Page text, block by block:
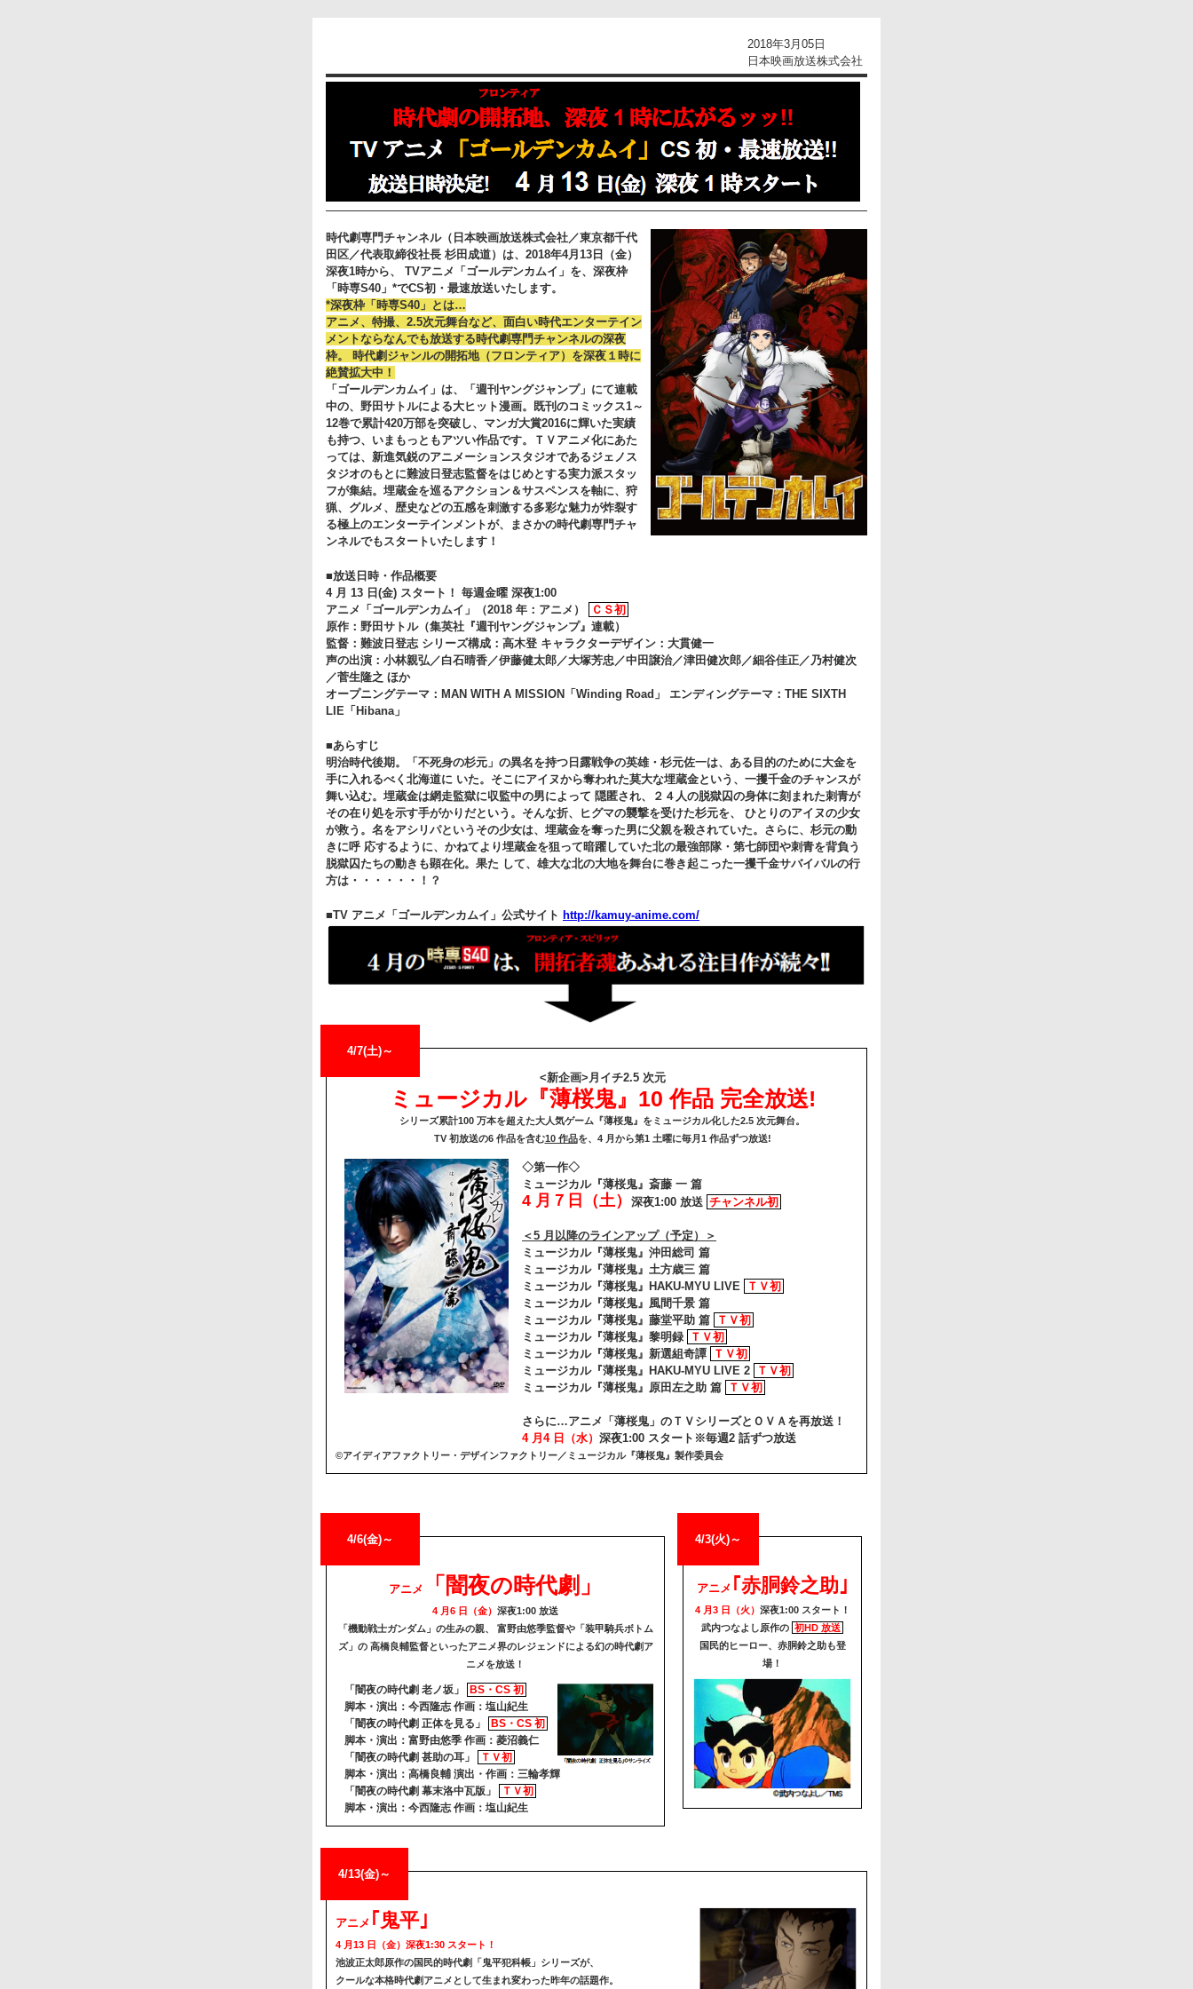
2018年3月05日
日本映画放送株式会社
時代劇専門チャンネル（日本映画放送株式会社／東京都千代
田区／代表取締役社長 杉田成道）は、2018年4月13日（金）
深夜1時から、 TVアニメ「ゴールデンカムイ」を、深夜枠
「時専S40」*でCS初・最速放送いたします。
*深夜枠「時専S40」とは…
アニメ、特撮、2.5次元舞台など、面白い時代エンターテイン
メントならなんでも放送する時代劇専門チャンネルの深夜
枠。 時代劇ジャンルの開拓地（フロンティア）を深夜１時に
絶賛拡大中！
「ゴールデンカムイ」は、「週刊ヤングジャンプ」にて連載
中の、野田サトルによる大ヒット漫画。既刊のコミックス1～
12巻で累計420万部を突破し、マンガ大賞2016に輝いた実績
も持つ、いまもっともアツい作品です。ＴＶアニメ化にあた
っては、新進気鋭のアニメーションスタジオであるジェノス
タジオのもとに難波日登志監督をはじめとする実力派スタッ
フが集結。埋蔵金を巡るアクション＆サスペンスを軸に、狩
猟、グルメ、歴史などの五感を刺激する多彩な魅力が炸裂す
る極上のエンターテインメントが、まさかの時代劇専門チャ
ンネルでもスタートいたします！
■放送日時・作品概要
4 月 13 日(金) スタート！ 毎週金曜 深夜1:00
アニメ「ゴールデンカムイ」（2018 年：アニメ）
ＣＳ初
原作：野田サトル（集英社『週刊ヤングジャンプ』連載）
監督：難波日登志 シリーズ構成：高木登 キャラクターデザイン：大貫健一
声の出演：小林親弘／白石晴香／伊藤健太郎／大塚芳忠／中田譲治／津田健次郎／細谷佳正／乃村健次
／菅生隆之 ほか
オープニングテーマ：MAN WITH A MISSION「Winding Road」 エンディングテーマ：THE SIXTH
LIE「Hibana」
■あらすじ
明治時代後期。「不死身の杉元」の異名を持つ日露戦争の英雄・杉元佐一は、ある目的のために大金を
手に入れるべく北海道に いた。そこにアイヌから奪われた莫大な埋蔵金という、一攫千金のチャンスが
舞い込む。埋蔵金は網走監獄に収監中の男によって 隠匿され、２４人の脱獄囚の身体に刻まれた刺青が
その在り処を示す手がかりだという。そんな折、ヒグマの襲撃を受けた杉元を、 ひとりのアイヌの少女
が救う。名をアシリパというその少女は、埋蔵金を奪った男に父親を殺されていた。さらに、杉元の動
きに呼 応するように、かねてより埋蔵金を狙って暗躍していた北の最強部隊・第七師団や刺青を背負う
脱獄囚たちの動きも顕在化。果た して、雄大な北の大地を舞台に巻き起こった一攫千金サバイバルの行
方は・・・・・・！？
■TV アニメ「ゴールデンカムイ」公式サイト http://kamuy-anime.com/
4/7(土)～
<新企画>月イチ2.5 次元
ミュージカル『薄桜鬼』10 作品 完全放送!
シリーズ累計100 万本を超えた大人気ゲーム『薄桜鬼』をミュージカル化した2.5 次元舞台。
TV 初放送の6 作品を含む10 作品を、4 月から第1 土曜に毎月1 作品ずつ放送!
◇第一作◇
ミュージカル『薄桜鬼』斎藤 一 篇
4 月７日（土） 深夜1:00 放送 チャンネル初
＜5 月以降のラインアップ（予定）＞
ミュージカル『薄桜鬼』沖田総司 篇
ミュージカル『薄桜鬼』土方歳三 篇
ミュージカル『薄桜鬼』HAKU-MYU LIVE
ＴＶ初
ミュージカル『薄桜鬼』風間千景 篇
ミュージカル『薄桜鬼』藤堂平助 篇
ＴＶ初
ミュージカル『薄桜鬼』黎明録
ＴＶ初
ミュージカル『薄桜鬼』新選組奇譚
ＴＶ初
ミュージカル『薄桜鬼』HAKU-MYU LIVE 2
ＴＶ初
ミュージカル『薄桜鬼』原田左之助 篇
ＴＶ初
さらに…アニメ「薄桜鬼」のＴＶシリーズとＯＶＡを再放送！
4 月4 日（水） 深夜1:00 スタート※毎週2 話ずつ放送
©アイディアファクトリー・デザインファクトリー／ミュージカル『薄桜鬼』製作委員会
4/6(金)～
アニメ 「闇夜の時代劇」
4 月6 日（金） 深夜1:00 放送
「機動戦士ガンダム」の生みの親、 富野由悠季監督や「装甲騎兵ボトム
ズ」の 高橋良輔監督といったアニメ界のレジェンドによる幻の時代劇ア
ニメを放送！
「闇夜の時代劇 老ノ坂」
BS・CS 初
脚本・演出：今西隆志 作画：塩山紀生
「闇夜の時代劇 正体を見る」
BS・CS 初
脚本・演出：富野由悠季 作画：菱沼義仁
「闇夜の時代劇 甚助の耳」
ＴＶ初
脚本・演出：高橋良輔 演出・作画：三輪孝輝
「闇夜の時代劇 幕末洛中瓦版」
ＴＶ初
脚本・演出：今西隆志 作画：塩山紀生
4/3(火)～
アニメ ｢赤胴鈴之助｣
4 月3 日（火） 深夜1:00 スタート！
武内つなよし原作の 初HD 放送
国民的ヒーロー、赤胴鈴之助も登
場！
4/13(金)～
アニメ ｢鬼平｣
4 月13 日（金）深夜1:30 スタート！
池波正太郎原作の国民的時代劇「鬼平犯科帳」シリーズが、
クールな本格時代劇アニメとして生まれ変わった昨年の話題作。